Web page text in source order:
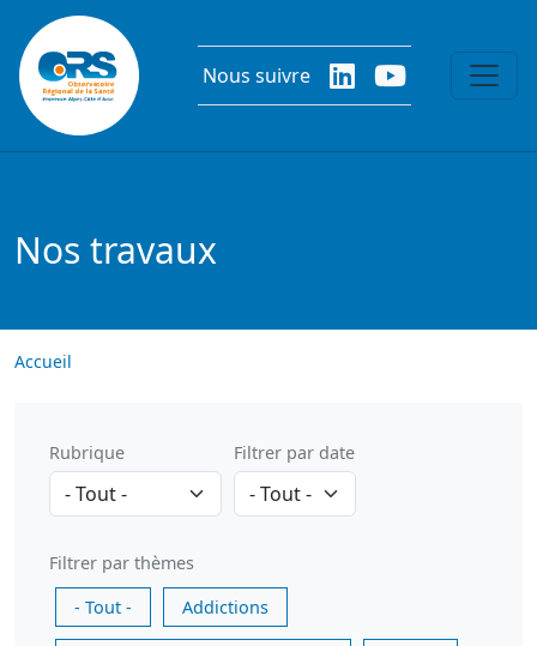
Aller au contenu principal
Nous suivre
Nos travaux
Accueil
Rubrique Filtrer par date
Filtrer par thèmes
- Tout -
Addictions